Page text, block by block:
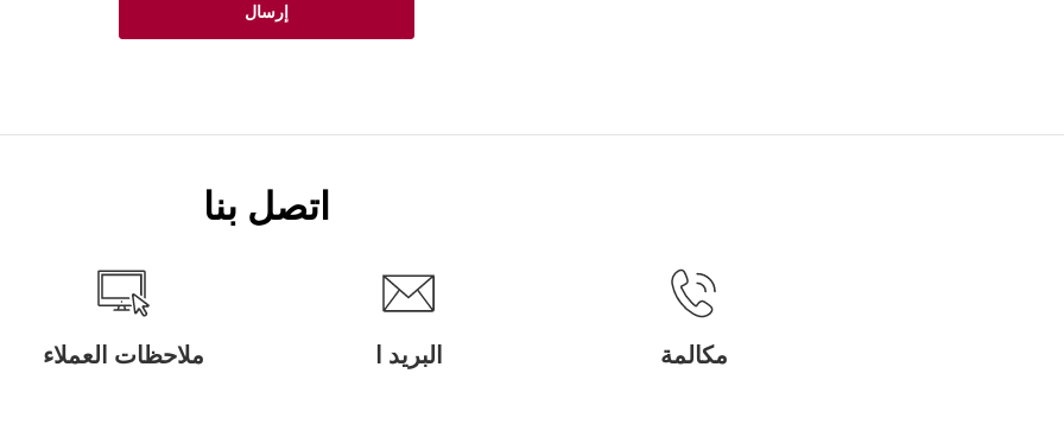
إرسال
اتصل بنا
مكالمة البريد ا ملاحظات العملاء